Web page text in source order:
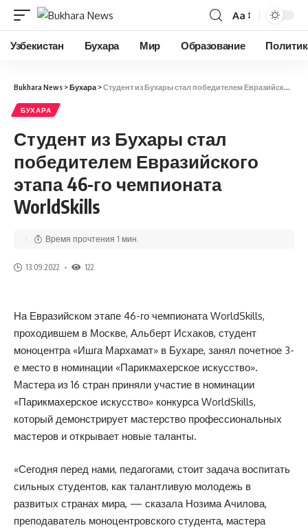
Aa
Узбекистан Бухара Мир Образование
Bukhara News >Бухара >Студент из Бухары стал победителем Евразийского этапа 46-го чемпионата WorldSkills
БУХАРА
Студент из Бухары стал
победителем Евразийского
этапа 46-го чемпионата
WorldSkills
13.09.2022 122
Время прочтения 1 мин.
На Евразийском этапе 46-го чемпионата WorldSkills,
проходившем в Москве, Альберт Исхаков, студент
моноцентра «Ишга Мархамат» в Бухаре, занял почетное 3-
е место в номинации «Парикмахерское искусство».
Мастера из 16 стран приняли участие в номинации
«Парикмахерское искусство» конкурса WorldSkills,
который демонстрирует мастерство профессиональных
мастеров и открывает новые таланты.
«Сегодня перед нами, педагогами, стоит задача воспитать
сильных студентов, как талантливую молодежь в
развитых странах мира, — сказала Нозима Ачилова,
преподаватель моноцентровского студента, мастера